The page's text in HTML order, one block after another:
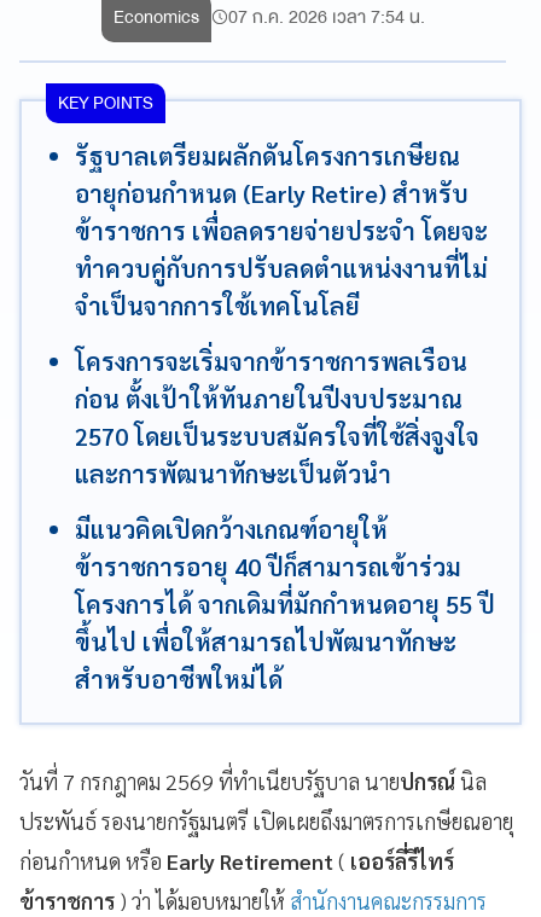
Economics 07 ก.ค. 2026 เวลา 7:54 น.
KEY POINTS
รัฐบาลเตรียมผลักดันโครงการเกษียณ
อายุก่อนกำหนด (Early Retire) สำหรับ
ข้าราชการ เพื่อลดรายจ่ายประจำ โดยจะ
ทำควบคู่กับการปรับลดตำแหน่งงานที่ไม่
จำเป็นจากการใช้เทคโนโลยี
โครงการจะเริ่มจากข้าราชการพลเรือน
ก่อน ตั้งเป้าให้ทันภายในปีงบประมาณ
2570 โดยเป็นระบบสมัครใจที่ใช้สิ่งจูงใจ
และการพัฒนาทักษะเป็นตัวนำ
มีแนวคิดเปิดกว้างเกณฑ์อายุให้
ข้าราชการอายุ 40 ปีก็สามารถเข้าร่วม
โครงการได้ จากเดิมที่มักกำหนดอายุ 55 ปี
ขึ้นไป เพื่อให้สามารถไปพัฒนาทักษะ
สำหรับอาชีพใหม่ได้
วันที่ 7 กรกฎาคม 2569 ที่ทำเนียบรัฐบาล นายปกรณ์ นิล
ประพันธ์ รองนายกรัฐมนตรี เปิดเผยถึงมาตรการเกษียณอายุ
ก่อนกำหนด หรือ Early Retirement( เออร์ลี่รีไทร์
ข้าราชการ ) ว่า ได้มอบหมายให้ สำนักงานคณะกรรมการ